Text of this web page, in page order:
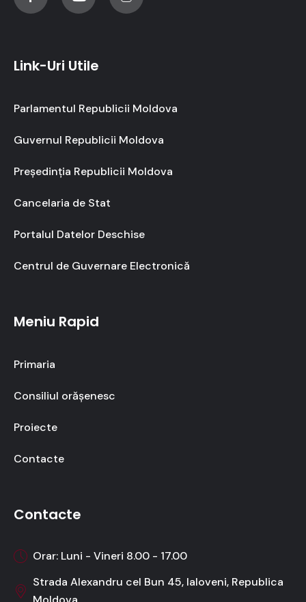
Link-Uri Utile
Parlamentul Republicii Moldova
Guvernul Republicii Moldova
Președinția Republicii Moldova
Cancelaria de Stat
Portalul Datelor Deschise
Centrul de Guvernare Electronică
Meniu Rapid
Primaria
Consiliul orășenesc
Proiecte
Contacte
Contacte
Orar: Luni - Vineri 8.00 - 17.00
Strada Alexandru cel Bun 45, Ialoveni, Republica